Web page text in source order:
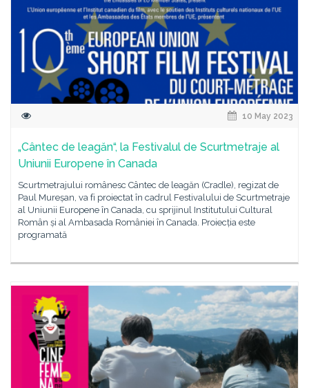
10 May 2023
„Cântec de leagăn“, la Festivalul de Scurtmetraje al
Uniunii Europene în Canada
Scurtmetrajului românesc Cântec de leagăn (Cradle), regizat de
Paul Mureșan, va fi proiectat în cadrul Festivalului de Scurtmetraje
al Uniunii Europene în Canada, cu sprijinul Institutului Cultural
Român și al Ambasada României în Canada. Proiecția este
programată